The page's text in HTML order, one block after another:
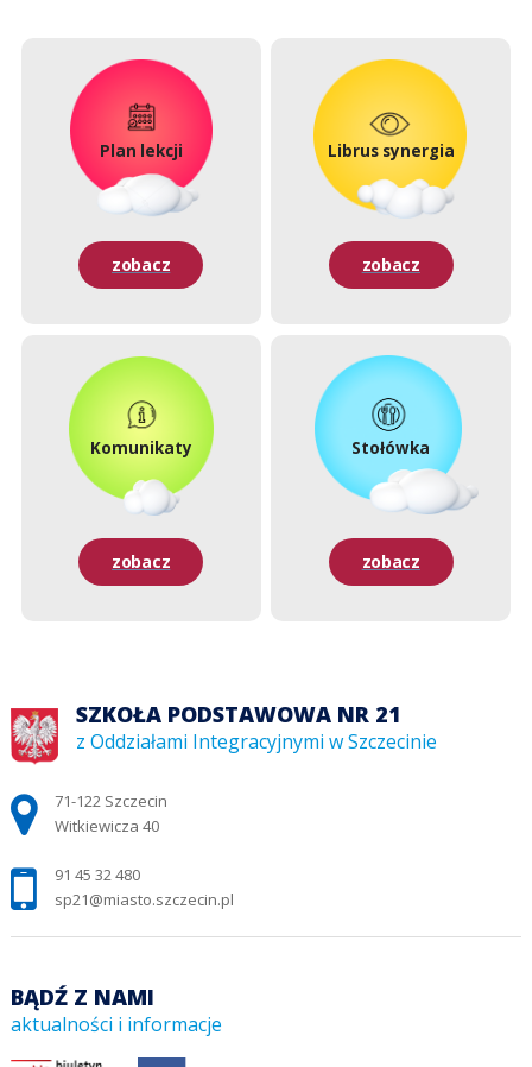
Plan lekcji
zobacz
Librus synergia
zobacz
Komunikaty
zobacz
Stołówka
zobacz
SZKOŁA PODSTAWOWA NR 21
z Oddziałami Integracyjnymi w Szczecinie
Adres pocztowy:
71-122 Szczecin
Witkiewicza 40
91 45 32 480
sp21@miasto.szczecin.pl
BĄDŹ Z NAMI
aktualności i informacje